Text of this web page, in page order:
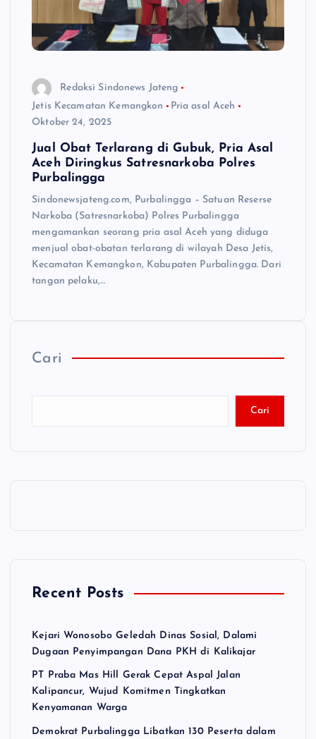
Redaksi Sindonews Jateng
Jetis Kecamatan Kemangkon
Pria asal Aceh
Oktober 24, 2025
Jual Obat Terlarang di Gubuk, Pria Asal
Aceh Diringkus Satresnarkoba Polres
Purbalingga
Sindonewsjateng.com, Purbalingga – Satuan Reserse
Narkoba (Satresnarkoba) Polres Purbalingga
mengamankan seorang pria asal Aceh yang diduga
menjual obat-obatan terlarang di wilayah Desa Jetis,
Kecamatan Kemangkon, Kabupaten Purbalingga. Dari
tangan pelaku,…
Cari
Cari
Recent Posts
Kejari Wonosobo Geledah Dinas Sosial, Dalami
Dugaan Penyimpangan Dana PKH di Kalikajar
PT Praba Mas Hill Gerak Cepat Aspal Jalan
Kalipancur, Wujud Komitmen Tingkatkan
Kenyamanan Warga
Demokrat Purbalingga Libatkan 130 Peserta dalam